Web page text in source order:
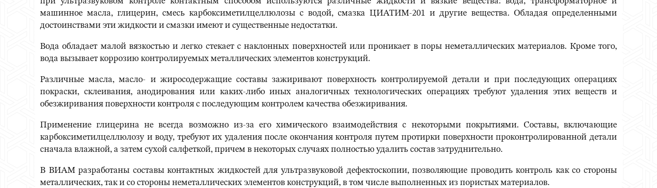
машинное масла, глицерин, смесь карбоксиметилцеллюлозы с водой, смазка ЦИАТИМ-201 и другие вещества. Обладая определенными
достоинствами эти жидкости и смазки имеют и существенные недостатки.
Вода обладает малой вязкостью и легко стекает с наклонных поверхностей или проникает в поры неметаллических материалов. Кроме того,
вода вызывает коррозию контролируемых металлических элементов конструкций.
Различные масла, масло- и жиросодержащие составы зажиривают поверхность контролируемой детали и при последующих операциях
покраски, склеивания, анодирования или каких-либо иных аналогичных технологических операциях требуют удаления этих веществ и
обезжиривания поверхности контроля с последующим контролем качества обезжиривания.
Применение глицерина не всегда возможно из-за его химического взаимодействия с некоторыми покрытиями. Составы, включающие
карбоксиметилцеллюлозу и воду, требуют их удаления после окончания контроля путем протирки поверхности проконтролированной детали
сначала влажной, а затем сухой салфеткой, причем в некоторых случаях полностью удалить состав затруднительно.
В ВИАМ разработаны составы контактных жидкостей для ультразвуковой дефектоскопии, позволяющие проводить контроль как со стороны
металлических, так и со стороны неметаллических элементов конструкций, в том числе выполненных из пористых материалов.